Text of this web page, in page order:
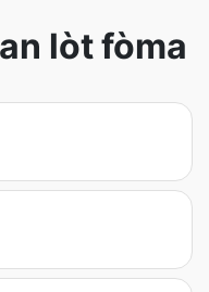
lòt fòma